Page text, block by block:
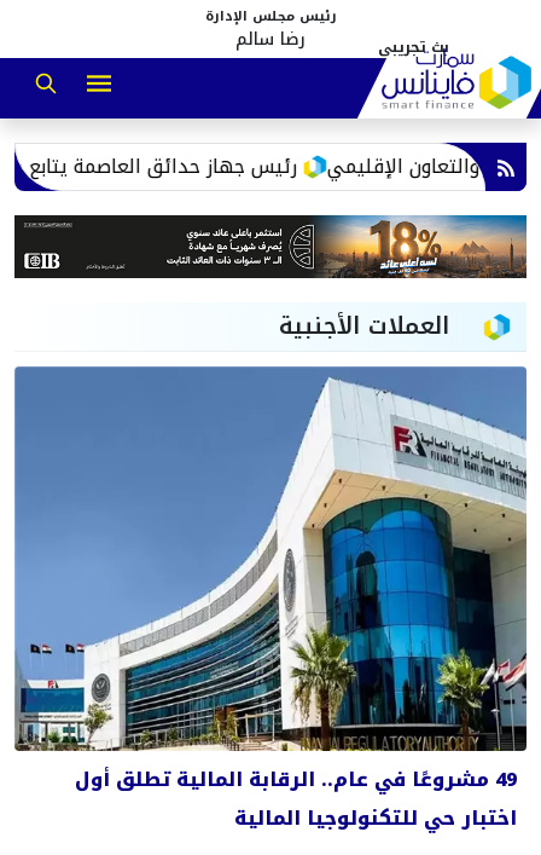
رئيس مجلس الإدارة
رضا سالم
العاصمة يتابع معدلات تنفيذ شبكات الطرق ويؤكد:
العملات الأجنبية
49 مشروعًا في عام.. الرقابة المالية تطلق أول
اختبار حي للتكنولوجيا المالية